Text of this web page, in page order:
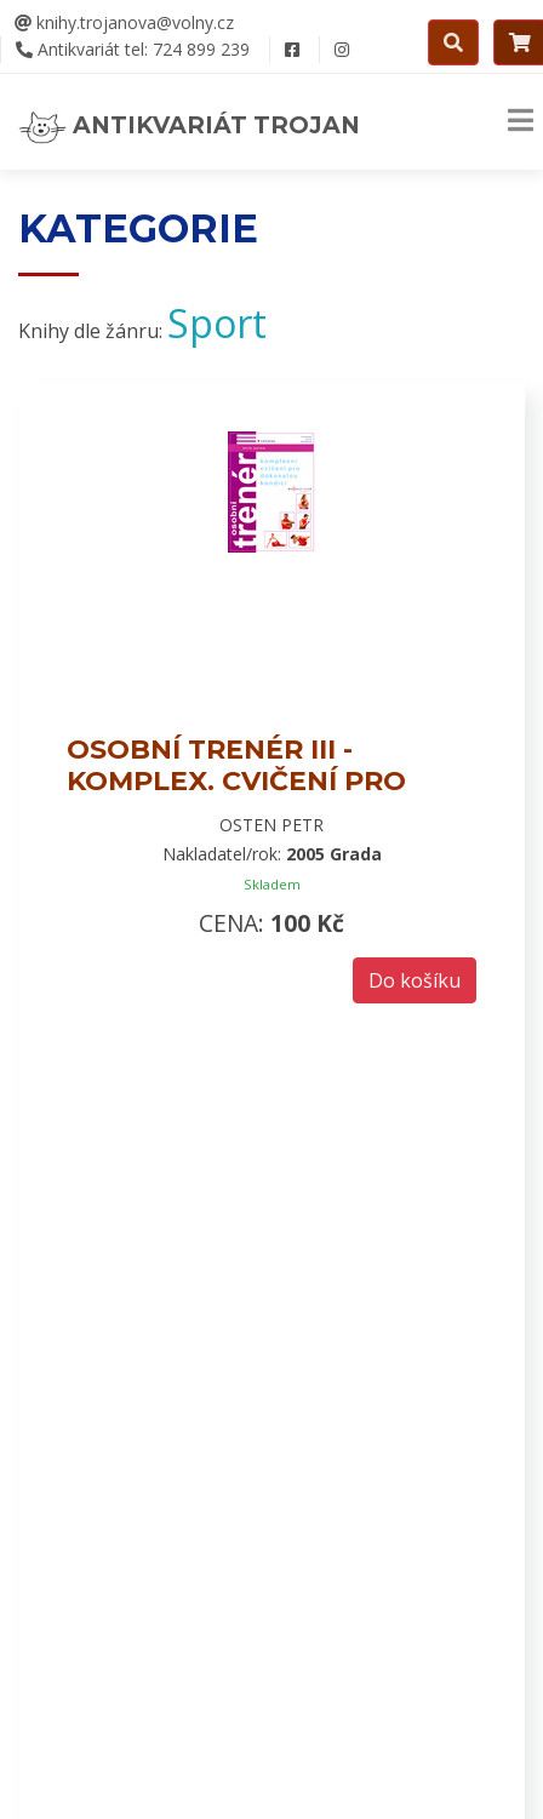
knihy.trojanova@volny.cz
Antikvariát tel: 724 899 239
ANTIKVARIÁT TROJAN
KATEGORIE
Knihy dle žánru: Sport
OSOBNÍ TRENÉR III -
KOMPLEX. CVIČENÍ PRO
OSTEN PETR
Nakladatel/rok: 2005 Grada
Skladem
CENA: 100 Kč
Do košíku